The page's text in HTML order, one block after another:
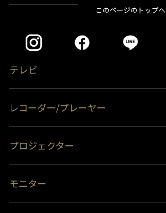
このページのトップへ
テレビ
レコーダー/プレーヤー
プロジェクター
モニター